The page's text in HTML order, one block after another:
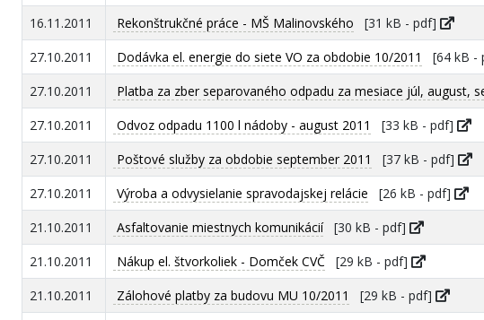
16.11.2011
Rekonštrukčné práce - MŠ Malinovského [31 kB - pdf]
27.10.2011
Dodávka el. energie do siete VO za obdobie 10/2011
[64 kB -
27.10.2011
Platba za zber separovaného odpadu za mesiace júl, august,
27.10.2011
Odvoz odpadu 1100 l nádoby - august 2011
[33 kB - pdf]
27.10.2011
Poštové služby za obdobie september 2011
[37 kB - pdf]
27.10.2011
Výroba a odvysielanie spravodajskej relácie [26 kB - pdf]
21.10.2011
Asfaltovanie miestnych komunikácií[30 kB - pdf]
21.10.2011
Nákup el. štvorkoliek - Domček CVČ [29 kB - pdf]
21.10.2011
Zálohové platby za budovu MU 10/2011
[29 kB - pdf]